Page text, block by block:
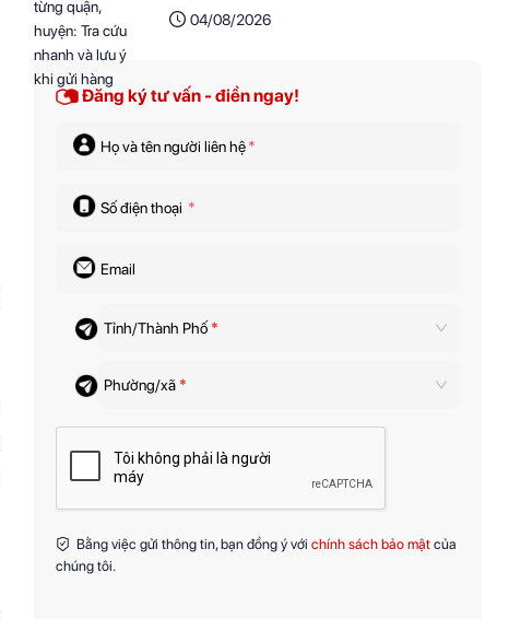
hàng04/08/2026
Đăng ký tư vấn - điền ngay!
Họ và tên người liên hệ*
Số điện thoại *
Email
Tỉnh/Thành Phố *
Phường/xã *
Bằng việc gửi thông tin, bạn đồng ý với chính sách bảo mật của
chúng tôi.